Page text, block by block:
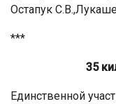
Остапук
***
35
Единственной